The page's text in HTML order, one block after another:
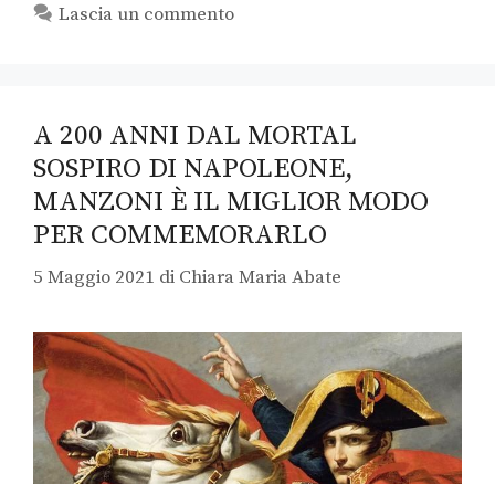
Lascia un commento
A 200 ANNI DAL MORTAL
SOSPIRO DI NAPOLEONE,
MANZONI È IL MIGLIOR MODO
PER COMMEMORARLO
5 Maggio 2021 di Chiara Maria Abate